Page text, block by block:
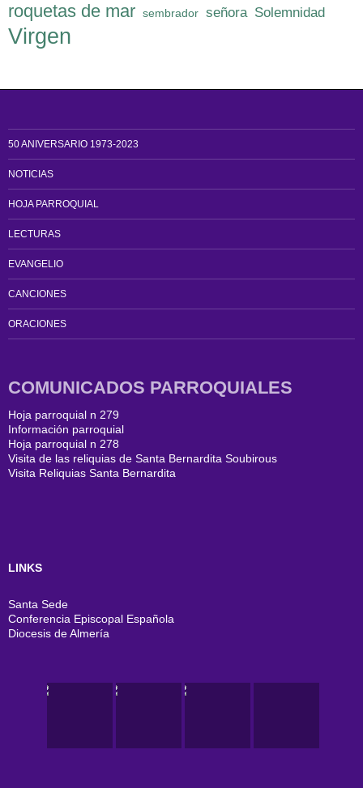
roquetas de mar sembrador señora Solemnidad
Virgen
50 ANIVERSARIO 1973-2023
NOTICIAS
HOJA PARROQUIAL
LECTURAS
EVANGELIO
CANCIONES
ORACIONES
COMUNICADOS PARROQUIALES
Hoja parroquial n 279
Información parroquial
Hoja parroquial n 278
Visita de las reliquias de Santa Bernardita Soubirous
Visita Reliquias Santa Bernardita
LINKS
Santa Sede
Conferencia Episcopal Española
Diocesis de Almería